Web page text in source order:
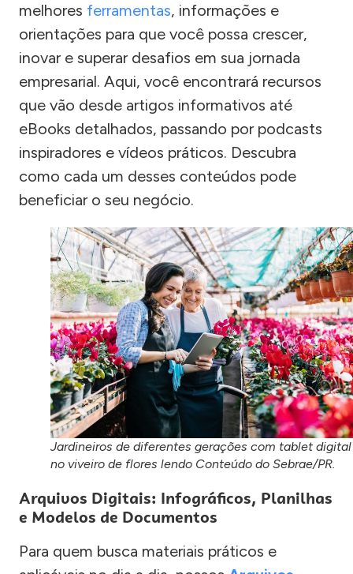
melhores ferramentas, informações e
orientações para que você possa crescer,
inovar e superar desafios em sua jornada
empresarial. Aqui, você encontrará recursos
que vão desde artigos informativos até
eBooks detalhados, passando por podcasts
inspiradores e vídeos práticos. Descubra
como cada um desses conteúdos pode
beneficiar o seu negócio.
Jardineiros de diferentes gerações com tablet digital
no viveiro de flores lendo Conteúdo do Sebrae/PR.
Arquivos Digitais: Infográficos, Planilhas
e Modelos de Documentos
Para quem busca materiais práticos e